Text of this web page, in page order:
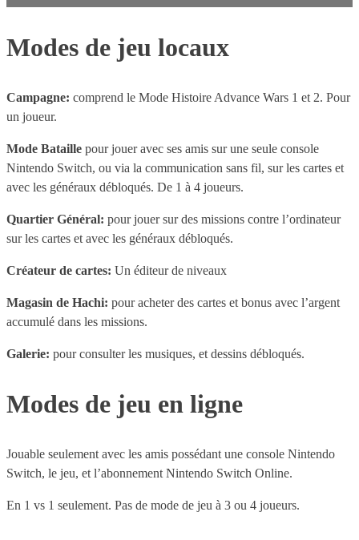
demanderont beaucoup de temps. Il y a néanmoins beaucoup
expliquées au fur et à mesure. Le jeu est assez complexe pour
Aucun réflexe nécessaire ! Rien ne se fait en temps limité.
Tout est à tour de rôle. Les joueurs prennent des décisions en
Modes de jeu locaux
Campagne: comprend le Mode Histoire Advance Wars 1 et 2. Pour
un joueur.
Mode Bataille pour jouer avec ses amis sur une seule console
Nintendo Switch, ou via la communication sans fil, sur les cartes et
avec les généraux débloqués. De 1 à 4 joueurs.
Quartier Général: pour jouer sur des missions contre l’ordinateur
sur les cartes et avec les généraux débloqués.
Créateur de cartes: Un éditeur de niveaux
Magasin de Hachi: pour acheter des cartes et bonus avec l’argent
accumulé dans les missions.
Galerie: pour consulter les musiques, et dessins débloqués.
Modes de jeu en ligne
Jouable seulement avec les amis possédant une console Nintendo
Switch, le jeu, et l’abonnement Nintendo Switch Online.
En 1 vs 1 seulement. Pas de mode de jeu à 3 ou 4 joueurs.